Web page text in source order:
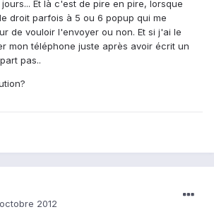
Et là c'est de pire en pire, lorsque
droit parfois à 5 ou 6 popup qui me
de vouloir l'envoyer ou non. Et si j'ai le
mon téléphone juste après avoir écrit un
pas..
2012